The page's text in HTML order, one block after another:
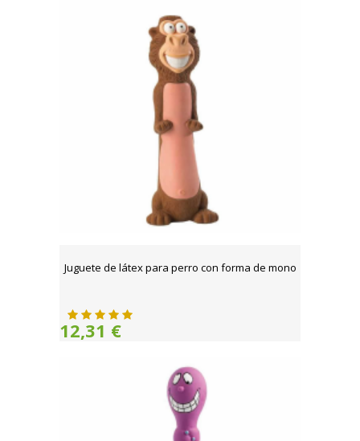
Juguete de látex para perro con forma de mono
12,31 €